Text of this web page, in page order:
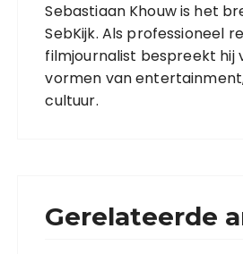
Sebastiaan Khouw is het
SebKijk. Als professioneel
filmjournalist bespreekt hij
vormen van
cultuur.
Gerelateerde